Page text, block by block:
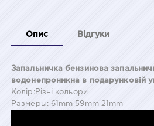
Опис Відгуки
Запальничка бензинова
водонепроникна в подарунковій
Колір:Різні кольори
Размеры: 61mm 59mm 21mm